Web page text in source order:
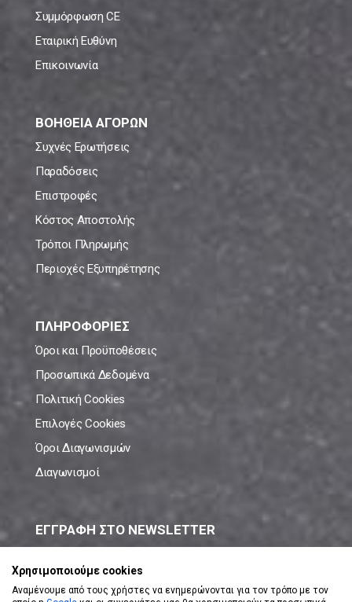
Συμμόρφωση CE
Εταιρική Ευθύνη
Επικοινωνία
ΒΟΗΘΕΙΑ ΑΓΟΡΩΝ
Συχνές Ερωτήσεις
Παραδόσεις
Επιστροφές
Κόστος Αποστολής
Τρόποι Πληρωμής
Περιοχές Εξυπηρέτησης
ΠΛΗΡΟΦΟΡΙΕΣ
Όροι και Προϋποθέσεις
Προσωπικά Δεδομένα
Πολιτική Cookies
Επιλογές Cookies
Όροι Διαγωνισμών
Διαγωνισμοί
ΕΓΓΡΑΦΗ ΣΤΟ NEWSLETTER
Χρησιμοποιούμε cookies
Αναμένουμε από τους χρήστες να ενημερώνονται για τον τρόπο με τον